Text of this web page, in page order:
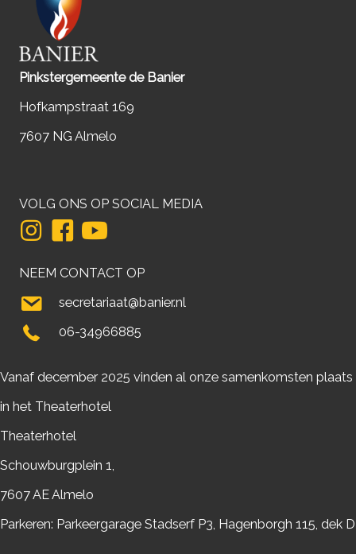
Pinkstergemeente de Banier
Hofkampstraat 169
7607 NG Almelo
VOLG ONS OP SOCIAL MEDIA
NEEM CONTACT OP
secretariaat@banier.nl
06-34966885
Vanaf december 2025 vinden al onze samenkomsten plaats
in het Theaterhotel
Theaterhotel
Schouwburgplein 1,
7607 AE Almelo
Parkeren: Parkeergarage Stadserf P3, Hagenborgh 115, dek D